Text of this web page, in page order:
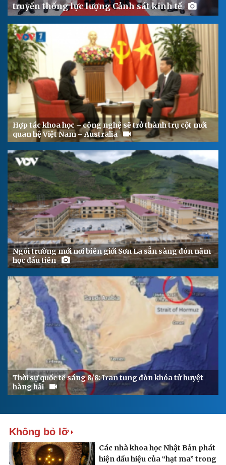
truyền thống lực lượng Cảnh sát kinh tế
Hợp tác khoa học – công nghệ sẽ trở thành trụ cột mới
quan hệ Việt Nam – Australia
Ngôi trường mới nơi biên giới Sơn La sẵn sàng đón năm
học đầu tiên
Thời sự quốc tế sáng 8/8: Iran tung đòn khóa tử huyệt
hàng hải
Không bỏ lỡ
Các nhà khoa học Nhật Bản phát
hiện dấu hiệu của “hạt ma” trong